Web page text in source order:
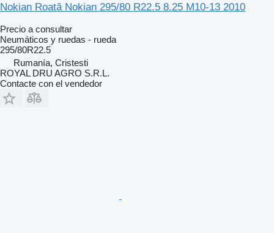
Nokian Roată Nokian 295/80 R22.5 8.25 M10-13 2010
Precio a consultar
Neumáticos y ruedas - rueda
295/80R22.5
Rumanía, Cristesti
ROYAL DRU AGRO S.R.L.
Contacte con el vendedor